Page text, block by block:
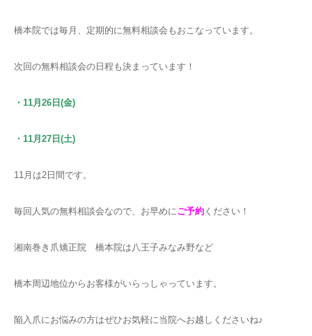
橋本院では毎月、定期的に無料相談会もおこなっています。
次回の無料相談会の日程も決まっています！
・11月26日(金)
・11月27日(土)
11月は2日間です。
毎回人気の無料相談会なので、お早めに ご予約 ください！
湘南巻き爪矯正院 橋本院は八王子みなみ野など
橋本周辺地位からお客様がいらっしゃっています。
陥入爪にお悩みの方はぜひお気軽に当院へお越しくださいね♪